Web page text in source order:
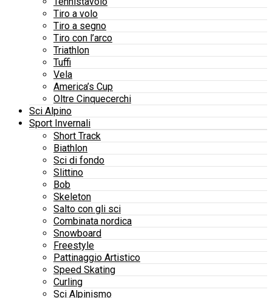
Tiro a volo
Tiro a segno
Tiro con l’arco
Triathlon
Tuffi
Vela
America’s Cup
Oltre Cinquecerchi
Sci Alpino
Sport Invernali
Short Track
Biathlon
Sci di fondo
Slittino
Bob
Skeleton
Salto con gli sci
Combinata nordica
Snowboard
Freestyle
Pattinaggio Artistico
Speed Skating
Curling
Sci Alpinismo